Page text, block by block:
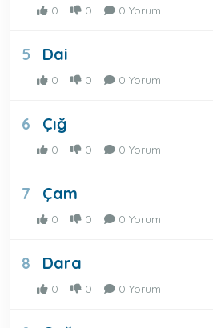
0 0 0 Yorum
5 Dai
0 0 0 Yorum
6 Çığ
0 0 0 Yorum
7 Çam
0 0 0 Yorum
8 Dara
0 0 0 Yorum